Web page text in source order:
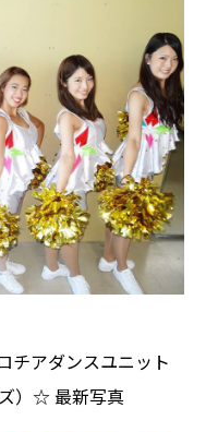
チアダンスユニット
）☆ 最新写真